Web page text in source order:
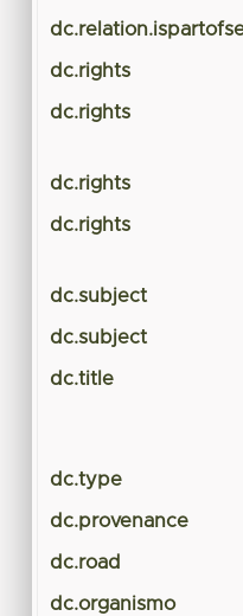
dc.rights
dc.rights
dc.rights
dc.rights
dc.subject
dc.subject
dc.title
dc.type
dc.provenance
dc.road
dc.organismo